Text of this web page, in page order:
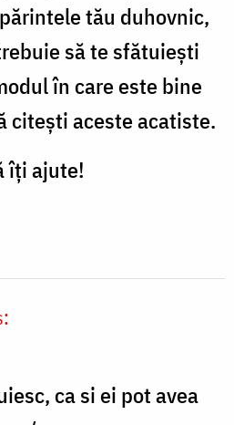
tău duhovnic,
să te sfătuiești
în care este bine
citești aceste acatiste.
îți ajute!
ca si ei pot avea